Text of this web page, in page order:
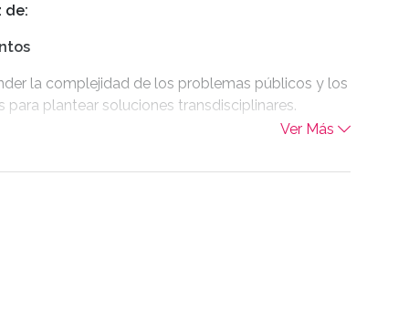
de:
la complejidad de los problemas públicos y los
para plantear soluciones transdisciplinares.
Ver Más